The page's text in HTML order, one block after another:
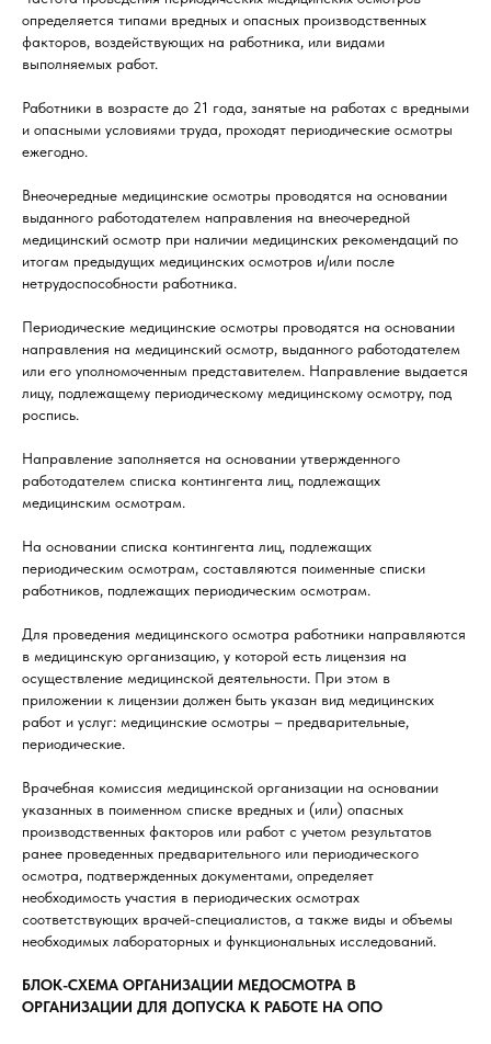
определяется типами вредных и опасных производственных
факторов, воздействующих на работника, или видами
выполняемых работ.
Работники в возрасте до 21 года, занятые на работах с вредными
и опасными условиями труда, проходят периодические осмотры
ежегодно.
Внеочередные медицинские осмотры проводятся на основании
выданного работодателем направления на внеочередной
медицинский осмотр при наличии медицинских рекомендаций по
итогам предыдущих медицинских осмотров и/или после
нетрудоспособности работника.
Периодические медицинские осмотры проводятся на основании
направления на медицинский осмотр, выданного работодателем
или его уполномоченным представителем. Направление выдается
лицу, подлежащему периодическому медицинскому осмотру, под
роспись.
Направление заполняется на основании утвержденного
работодателем списка контингента лиц, подлежащих
медицинским осмотрам.
На основании списка контингента лиц, подлежащих
периодическим осмотрам, составляются поименные списки
работников, подлежащих периодическим осмотрам.
Для проведения медицинского осмотра работники направляются
в медицинскую организацию, у которой есть лицензия на
осуществление медицинской деятельности. При этом в
приложении к лицензии должен быть указан вид медицинских
работ и услуг: медицинские осмотры – предварительные,
периодические.
Врачебная комиссия медицинской организации на основании
указанных в поименном списке вредных и (или) опасных
производственных факторов или работ с учетом результатов
ранее проведенных предварительного или периодического
осмотра, подтвержденных документами, определяет
необходимость участия в периодических осмотрах
соответствующих врачей-специалистов, а также виды и объемы
необходимых лабораторных и функциональных исследований.
БЛОК-СХЕМА ОРГАНИЗАЦИИ МЕДОСМОТРА В
ОРГАНИЗАЦИИ ДЛЯ ДОПУСКА К РАБОТЕ НА ОПО